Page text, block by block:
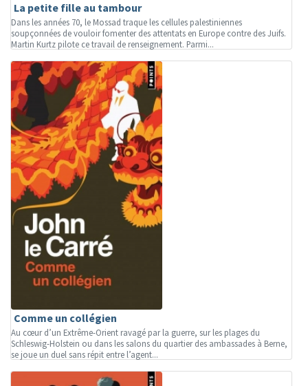
La petite fille au tambour
Dans les années 70, le Mossad traque les cellules palestiniennes
soupçonnées de vouloir fomenter des attentats en Europe contre des Juifs.
Martin Kurtz pilote ce travail de renseignement. Parmi...
Comme un collégien
Au cœur d’un Extrême-Orient ravagé par la guerre, sur les plages du
Schleswig-Holstein ou dans les salons du quartier des ambassades à Berne,
se joue un duel sans répit entre l’agent...